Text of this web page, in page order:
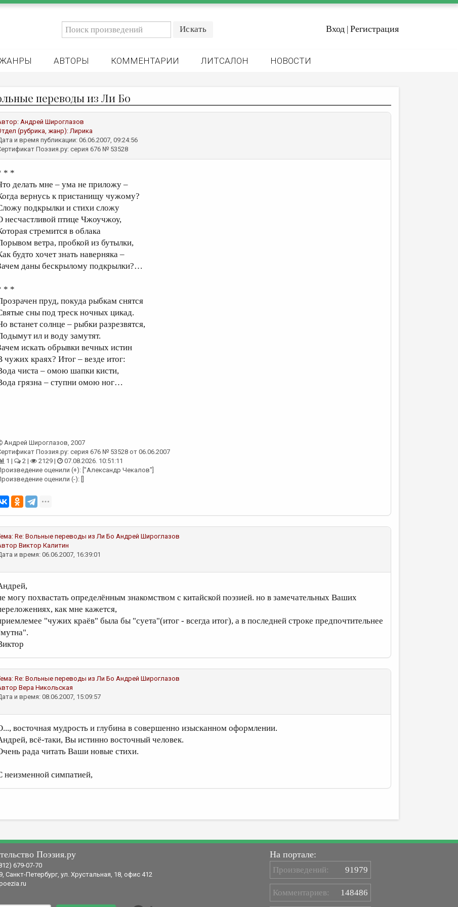
Вход | Регистрация
АВТОРЫ КОММЕНТАРИИ ЛИТСАЛОН НОВОСТИ
переводы из Ли Бо
Андрей Широглазов
(рубрика, жанр):Лирика
и время публикации: 06.06.2007, 09:24:56
Поэзия.ру: серия 676 № 53528
* *
делать мне – ума не приложу –
вернусь к пристанищу чужому?
подкрылки и стихи сложу
несчастливой птице Чжоучжоу,
стремится в облака
ветра, пробкой из бутылки,
будто хочет знать наверняка –
даны бескрылому подкрылки?…
* *
пруд, покуда рыбкам снятся
сны под треск ночных цикад.
встанет солнце – рыбки разрезвятся,
ил и воду замутят.
искать обрывки вечных истин
чужих краях? Итог – везде итог:
чиста – омою шапки кисти,
грязна – ступни омою ног…
Андрей Широглазов, 2007
Поэзия.ру: серия 676 № 53528 от 06.06.2007
1 |
2 | 2129 |
07.08.2026. 10:51:11
оценили (+): ["Александр Чекалов"]
оценили (-): []
Re: Вольные переводы из Ли Бо Андрей Широглазов
Виктор Калитин
и время: 06.06.2007, 16:39:01
могу похвастать определённым знакомством с китайской поэзией. но в замечательных Ваших
как мне кажется,
"чужих краёв" была бы "суета"(итог - всегда итог), а в последней строке предпочтительнее
Re: Вольные переводы из Ли Бо Андрей Широглазов
Вера Никольская
и время: 08.06.2007, 15:09:57
восточная мудрость и глубина в совершенно изысканном оформлении.
всё-таки, Вы истинно восточный человек.
рада читать Ваши новые стихи.
неизменной симпатией,
Поэзия.ру
679-07-70
Санкт-Петербург, ул. Хрустальная, 18, офис 412
На портале:
Произведений: 91979
Комментариев: 148486